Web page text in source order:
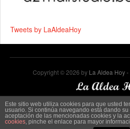
Tweets by LaAldeaHoy
Copyright © 2026 by La Aldea Hoy
Este sitio web utiliza cookies para que usted
usuario. Si continúa navegando está dando
aceptación de las mencionadas cookies y la
cookies, pinche el enlace para mayor